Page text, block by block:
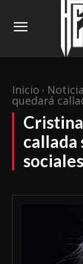
Inicio
quedará
callada
sociales